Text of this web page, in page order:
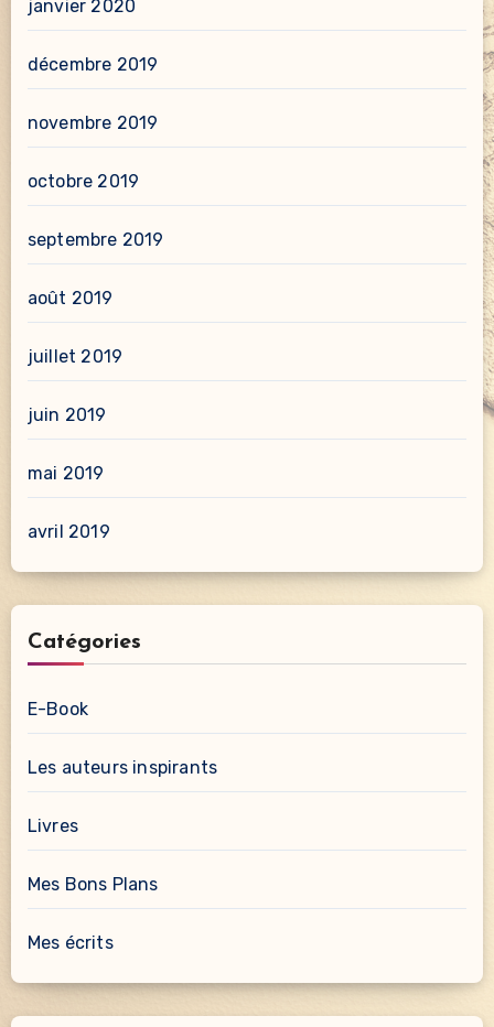
janvier 2020
décembre 2019
novembre 2019
octobre 2019
septembre 2019
août 2019
juillet 2019
juin 2019
mai 2019
avril 2019
Catégories
E-Book
Les auteurs inspirants
Livres
Mes Bons Plans
Mes écrits